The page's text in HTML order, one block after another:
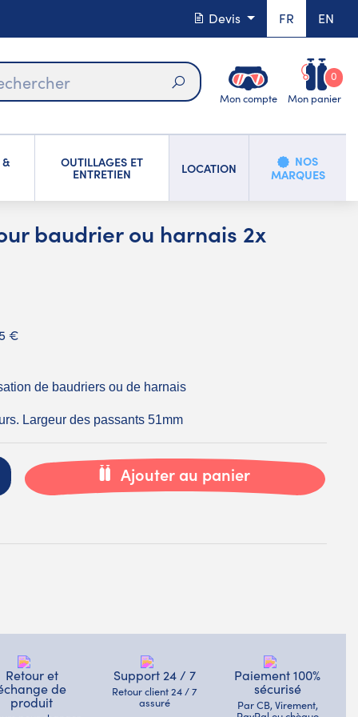
Devis FR EN
Rechercher
Mon compte Mon panier
0
& OUTILLAGES ET
ENTRETIEN LOCATION
NOS
MARQUES
baudrier ou harnais 2x
€
de baudriers ou de harnais
Largeur des passants 51mm
Ajouter au panier
Retour et
de
produit
Support 24 / 7
Retour client 24 / 7
assuré
Paiement 100%
sécurisé
Par CB, Virement,